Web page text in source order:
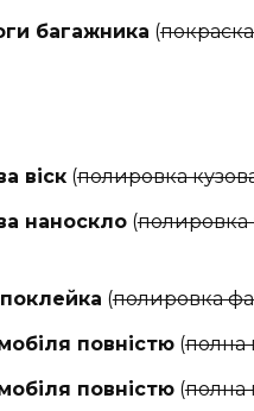
багажника (
віск(полировка
наноскло(полировка
(полировка
повністю(полна
повністю(полна